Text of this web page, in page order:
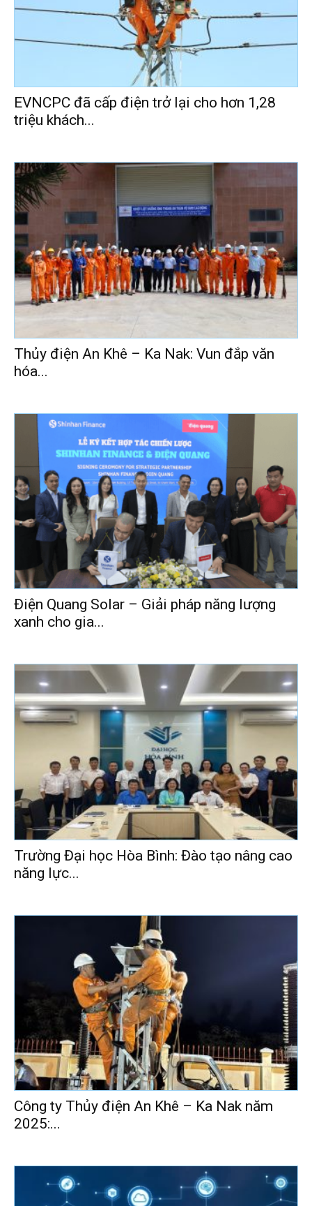
EVNCPC đã cấp điện trở lại cho hơn 1,28
triệu khách...
Thủy điện An Khê – Ka Nak: Vun đắp văn
hóa...
Điện Quang Solar – Giải pháp năng lượng
xanh cho gia...
Trường Đại học Hòa Bình: Đào tạo nâng cao
năng lực...
Công ty Thủy điện An Khê – Ka Nak năm
2025:...